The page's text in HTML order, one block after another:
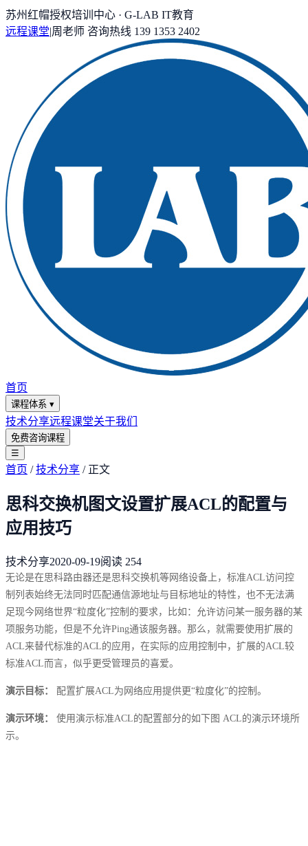
苏州红帽授权培训中心 · G-LAB IT教育
远程课堂|周老师 咨询热线 139 1353 2402
首页
课程体系 ▾
技术分享远程课堂关于我们
免费咨询课程
☰
首页 /技术分享 / 正文
思科交换机图文设置扩展ACL的配置与
应用技巧
技术分享2020-09-19阅读 254
无论是在思科路由器还是思科交换机等网络设备上，标准ACL访问控
制列表始终无法同时匹配通信源地址与目标地址的特性，也不无法满
足现今网络世界“粒度化”控制的要求，比如：允许访问某一服务器的某
项服务功能，但是不允许Ping通该服务器。那么，就需要使用扩展的
ACL来替代标准的ACL的应用，在实际的应用控制中，扩展的ACL较
标准ACL而言，似乎更受管理员的喜爱。
演示目标： 配置扩展ACL为网络应用提供更“粒度化”的控制。
演示环境： 使用演示标准ACL的配置部分的如下图 ACL的演示环境所
示。